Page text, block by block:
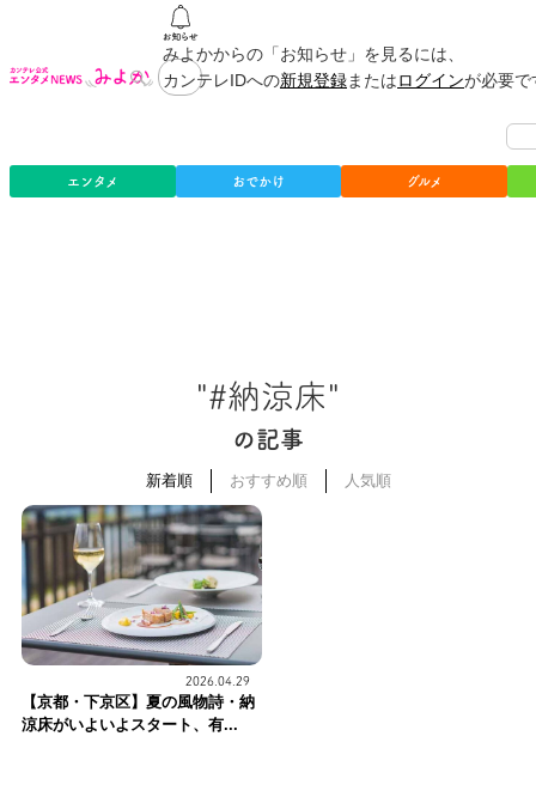
みよかからの「お知らせ」を見るには、
カンテレIDへの新規登録またはログインが必要
エンタメ おでかけ グルメ
"#納涼床"
の記事
新着順 おすすめ順 人気順
2026.04.29
【京都・下京区】夏の風物詩・納
涼床がいよいよスタート、有...